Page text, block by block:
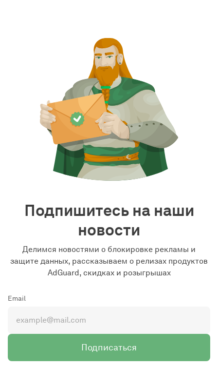
Подпишитесь на наши
новости
Делимся новостями о блокировке рекламы и
защите данных, рассказываем о релизах продуктов
AdGuard, скидках и розыгрышах
Email
Подписаться